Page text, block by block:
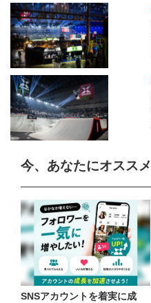
今、あなたにオススメ
SNSアカウントを着実に成